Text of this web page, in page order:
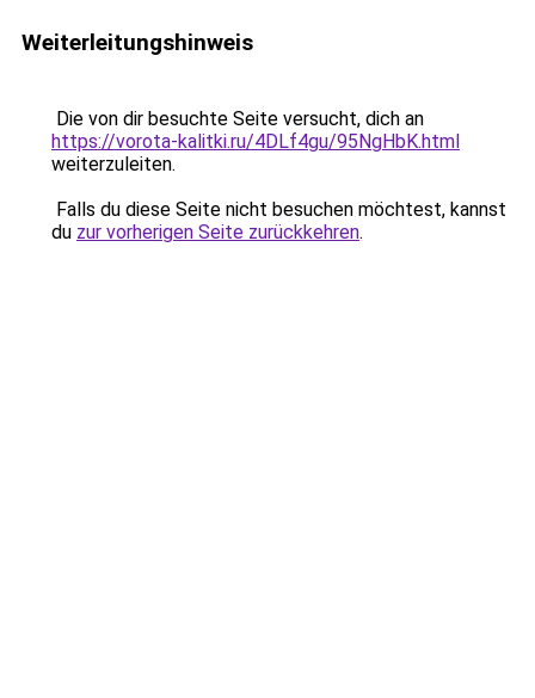
Weiterleitungshinweis
Die von dir besuchte Seite versucht, dich an
https://vorota-kalitki.ru/4DLf4gu/95NgHbK.html
weiterzuleiten.
Falls du diese Seite nicht besuchen möchtest, kannst
du zur vorherigen Seite zurückkehren.